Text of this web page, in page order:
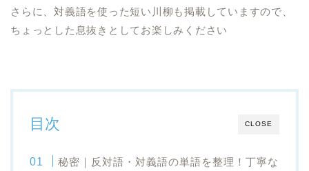
さらに、対義語を使った短い川柳も掲載していますので、
ちょっとした息抜きとしてお楽しみください
CLOSE
目次
秘密｜反対語・対義語の単語を整理！丁寧な